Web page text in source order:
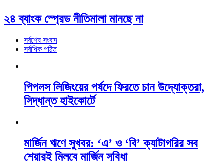
২৪ ব্যাংক স্প্রেড নীতিমালা মানছে না
সর্বশেষ সংবাদ
সর্বাধিক পঠিত
পিপলস লিজিংয়ের পর্ষদে ফিরতে চান উদ্যোক্তরা,
সিদ্ধান্ত হাইকোর্টে
মার্জিন ঋণে সুখবর: ‘এ’ ও ‘বি’ ক্যাটাগরির সব
শেয়ারই মিলবে মার্জিন সুবিধা